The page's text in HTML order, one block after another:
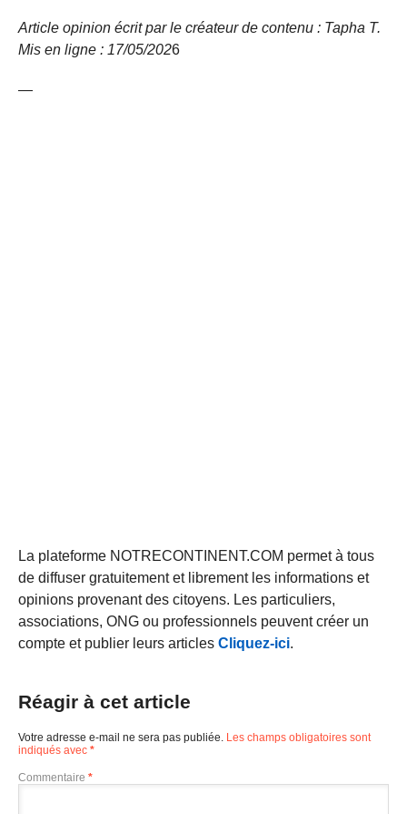
Article opinion écrit par le créateur de contenu : Tapha T.
Mis en ligne : 17/05/2026
—
La plateforme NOTRECONTINENT.COM permet à tous
de diffuser gratuitement et librement les informations et
opinions provenant des citoyens. Les particuliers,
associations, ONG ou professionnels peuvent créer un
compte et publier leurs articles Cliquez-ici.
Réagir à cet article
Votre adresse e-mail ne sera pas publiée. Les champs obligatoires sont
indiqués avec *
Commentaire *